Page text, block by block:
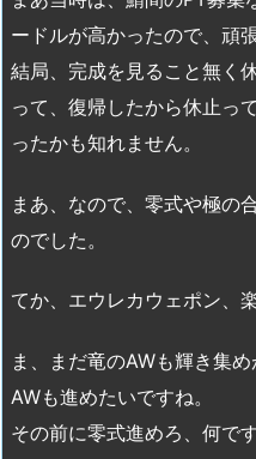
ードルが高かったので、頑
結局、完成を見ること無く休
って、復帰したから休止っ
ったかも知れません。
まあ、なので、零式や極の
のでした。
てか、エウレカウェポン、
ま、まだ竜のAWも輝き集
AWも進めたいですね。
その前に零式進めろ、何で